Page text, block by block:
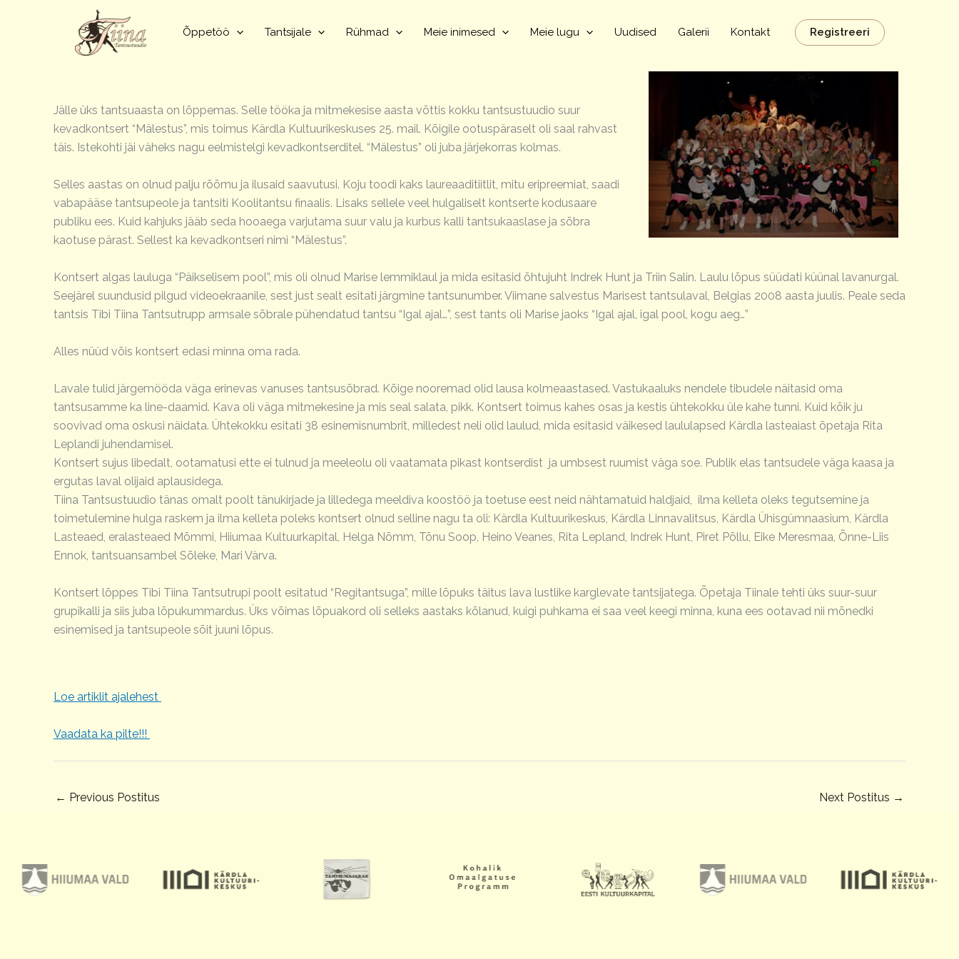
Õppetöö Tantsijale Rühmad Meie inimesed Meie lugu Uudised Galerii Kontakt Registreeri
Jälle üks tantsuaasta on lõppemas. Selle tööka ja mitmekesise aasta võttis kokku tantsustuudio suur
kevadkontsert “Mälestus”, mis toimus Kärdla Kultuurikeskuses 25. mail. Kõigile ootuspäraselt oli saal rahvast
täis. Istekohti jäi väheks nagu eelmistelgi kevadkontserditel. “Mälestus” oli juba järjekorras kolmas.
Selles aastas on olnud palju rõõmu ja ilusaid saavutusi. Koju toodi kaks laureaaditiitlit, mitu eripreemiat, saadi
vabapääse tantsupeole ja tantsiti Koolitantsu finaalis. Lisaks sellele veel hulgaliselt kontserte kodusaare
publiku ees. Kuid kahjuks jääb seda hooaega varjutama suur valu ja kurbus kalli tantsukaaslase ja sõbra
kaotuse pärast. Sellest ka kevadkontseri nimi “Mälestus”.
Kontsert algas lauluga “Päikselisem pool”, mis oli olnud Marise lemmiklaul ja mida esitasid õhtujuht Indrek Hunt ja Triin Salin. Laulu lõpus süüdati küünal lavanurgal.
Seejärel suundusid pilgud videoekraanile, sest just sealt esitati järgmine tantsunumber. Viimane salvestus Marisest tantsulaval, Belgias 2008 aasta juulis. Peale seda
tantsis Tibi Tiina Tantsutrupp armsale sõbrale pühendatud tantsu “Igal ajal…”, sest tants oli Marise jaoks “Igal ajal, igal pool, kogu aeg…”
Alles nüüd võis kontsert edasi minna oma rada.
Lavale tulid järgemööda väga erinevas vanuses tantsusõbrad. Kõige nooremad olid lausa kolmeaastased. Vastukaaluks nendele tibudele näitasid oma
tantsusamme ka line-daamid. Kava oli väga mitmekesine ja mis seal salata, pikk. Kontsert toimus kahes osas ja kestis ühtekokku üle kahe tunni. Kuid kõik ju
soovivad oma oskusi näidata. Ühtekokku esitati 38 esinemisnumbrit, milledest neli olid laulud, mida esitasid väikesed laululapsed Kärdla lasteaiast õpetaja Rita
Leplandi juhendamisel.
Kontsert sujus libedalt, ootamatusi ette ei tulnud ja meeleolu oli vaatamata pikast kontserdist ja umbsest ruumist väga soe. Publik elas tantsudele väga kaasa ja
ergutas laval olijaid aplausidega.
Tiina Tantsustuudio tänas omalt poolt tänukirjade ja lilledega meeldiva koostöö ja toetuse eest neid nähtamatuid haldjaid, ilma kelleta oleks tegutsemine ja
toimetulemine hulga raskem ja ilma kelleta poleks kontsert olnud selline nagu ta oli: Kärdla Kultuurikeskus, Kärdla Linnavalitsus, Kärdla Ühisgümnaasium, Kärdla
Lasteaed, eralasteaed Mõmmi, Hiiumaa Kultuurkapital, Helga Nõmm, Tõnu Soop, Heino Veanes, Rita Lepland, Indrek Hunt, Piret Põllu, Eike Meresmaa, Õnne-Liis
Ennok, tantsuansambel Sõleke, Mari Värva.
Kontsert lõppes Tibi Tiina Tantsutrupi poolt esitatud “Regitantsuga”, mille lõpuks täitus lava lustlike karglevate tantsijatega. Õpetaja Tiinale tehti üks suur-suur
grupikalli ja siis juba lõpukummardus. Üks võimas lõpuakord oli selleks aastaks kõlanud, kuigi puhkama ei saa veel keegi minna, kuna ees ootavad nii mõnedki
esinemised ja tantsupeole sõit juuni lõpus.
Loe artiklit ajalehest
Vaadata ka pilte!!!
← Previous Postitus Next Postitus →